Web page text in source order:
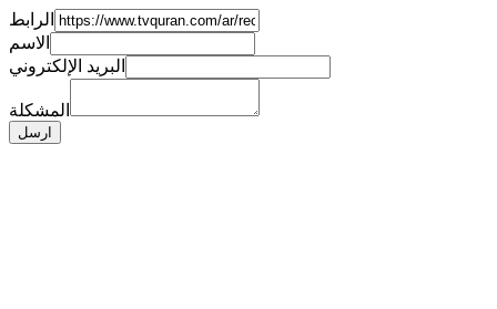
الرابط
الاسم
البريد الإلكتروني
المشكلة
ارسل